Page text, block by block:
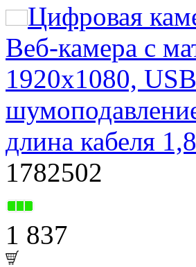
Цифровая
Веб-камера с
1920х1080,
длина кабеля
1782502
1 837